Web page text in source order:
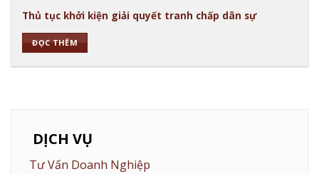
Thủ tục khởi kiện giải quyết tranh chấp dân sự
ĐỌC THÊM
DỊCH VỤ
Tư Vấn Doanh Nghiệp